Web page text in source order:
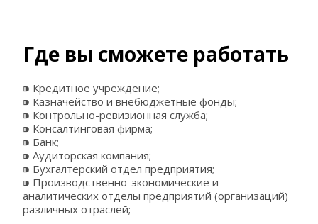
Где вы сможете работать
⁍ Кредитное учреждение;
⁍ Казначейство и внебюджетные фонды;
⁍ Контрольно-ревизионная служба;
⁍ Консалтинговая фирма;
⁍ Банк;
⁍ Аудиторская компания;
⁍ Бухгалтерский отдел предприятия;
⁍ Производственно-экономические и
аналитических отделы предприятий (организаций)
различных отраслей;